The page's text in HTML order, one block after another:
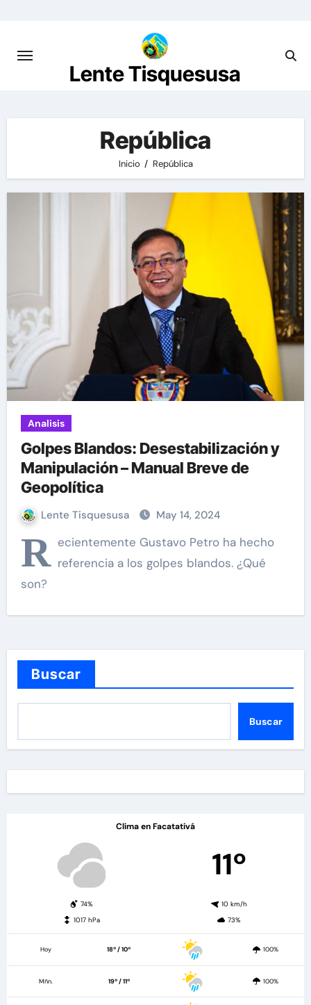
contenido
Lente Tisquesusa
República
Inicio República
Analisis
Golpes Blandos: Desestabilización y
Manipulación – Manual Breve de
Geopolítica
Lente Tisquesusa May 14, 2024
R ecientemente Gustavo Petro ha hecho
referencia a los golpes blandos. ¿Qué
son?
Buscar
Buscar
Clima en Facatativá
11º
74%
10 km/h
1017 hPa
73%
Hoy 18º / 10º 100%
Mñn. 19º / 11º 100%